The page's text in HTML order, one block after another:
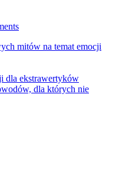
mitów na temat emocji
dla ekstrawertyków
dla których nie